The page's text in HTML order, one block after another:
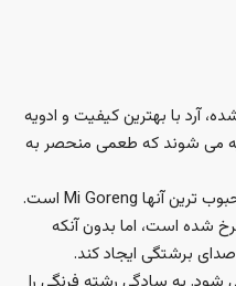
آرد با بهترین کیفیت و ادویه
می شوند که طعمی منحصر به
این محصول انواع مختلفی دارد که محبوب ترین آنها Mi Goreng است.
شده است، اما بدون آنکه
برشتگی ایجاد کند.